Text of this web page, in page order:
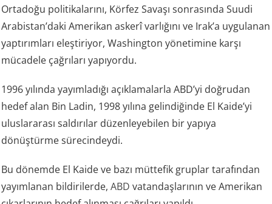
Ortadoğu politikalarını, Körfez Savaşı sonrasında Suudi
Arabistan’daki Amerikan askerî varlığını ve Irak’a uygulanan
yaptırımları eleştiriyor, Washington yönetimine karşı
mücadele çağrıları yapıyordu.
1996 yılında yayımladığı açıklamalarla ABD’yi doğrudan
hedef alan Bin Ladin, 1998 yılına gelindiğinde El Kaide’yi
uluslararası saldırılar düzenleyebilen bir yapıya
dönüştürme sürecindeydi.
Bu dönemde El Kaide ve bazı müttefik gruplar tarafından
yayımlanan bildirilerde,ABD vatandaşlarının ve Amerikan